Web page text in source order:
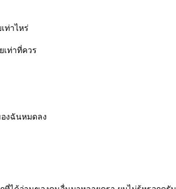
ท่าไหร่
เท่าที่ควร
งฉันหมดลง